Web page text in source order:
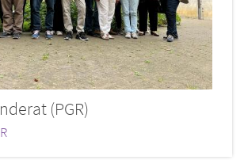
(PGR)